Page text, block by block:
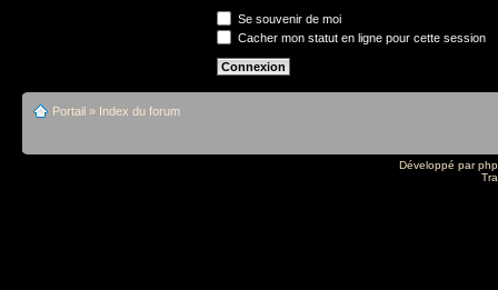
Se souvenir de moi
Cacher mon statut en ligne pour cette session
Portail » Index du forum
Développé par